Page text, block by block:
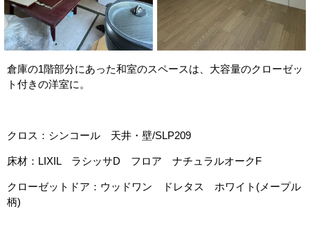
倉庫の1階部分にあった和室のスペースは、大容量のクローゼッ
ト付きの洋室に。
クロス：シンコール 天井・壁/SLP209
床材：LIXIL ラシッサD フロア ナチュラルオークF
クローゼットドア：ウッドワン ドレタス ホワイト(メープル
柄)